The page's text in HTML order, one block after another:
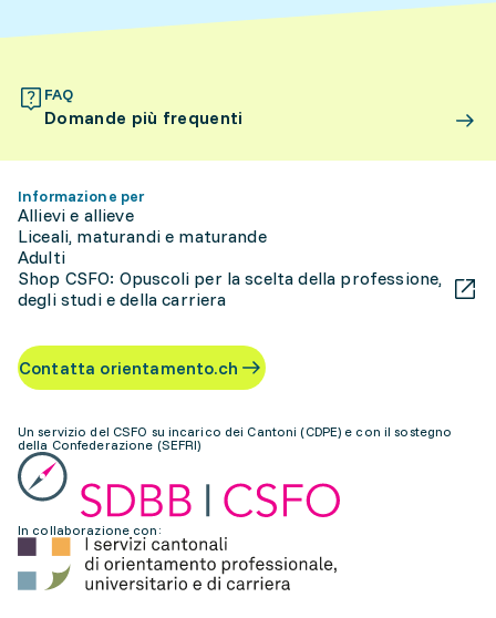
FAQ
Domande più frequenti
Informazione per
Allievi e allieve
Liceali, maturandi e maturande
Adulti
Shop CSFO: Opuscoli per la scelta della professione,
degli studi e della carriera
Contatta orientamento.ch
Un servizio del CSFO su incarico dei Cantoni (CDPE) e con il sostegno
della Confederazione (SEFRI)
In collaborazione con: